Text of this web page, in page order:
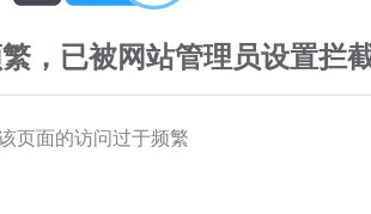
，已被网站管理员设置拦
页面的访问过于频繁